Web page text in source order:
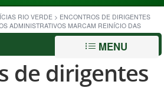
RIO VERDE > ENCONTROS DE DIRIGENTES
ADMINISTRATIVOS MARCAM REINÍCIO DAS
MENU
de dirigentes